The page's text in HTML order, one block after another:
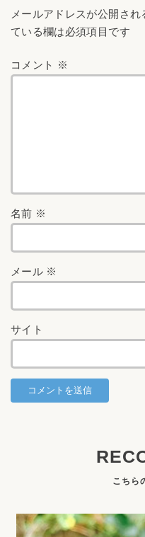
メールアドレスが公開され
ている欄は必須項目です
コメント ※
名前 ※
メール ※
サイト